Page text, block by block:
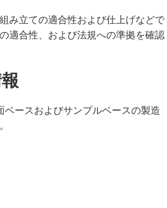
み立ての適合性および仕上げなどで
適合性、および法規への準拠を確認
ースおよびサンプルベースの製造